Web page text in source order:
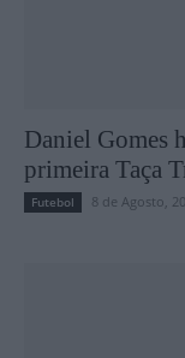
Daniel Gomes
primeira Taça
Futebol 8 de Agosto,